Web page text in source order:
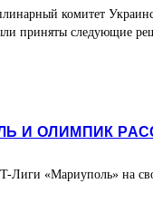
комитет
приняты следующие
И ОЛИМПИК
Лиги «Мариуполь» на